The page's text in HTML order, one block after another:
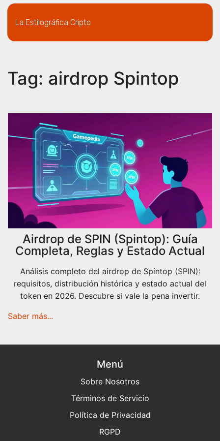
La Estilográfica Cripto
Tag: airdrop Spintop
Airdrop de SPIN (Spintop): Guía
Completa, Reglas y Estado Actual
Análisis completo del airdrop de Spintop (SPIN):
requisitos, distribución histórica y estado actual del
token en 2026. Descubre si vale la pena invertir.
Saber más...
Menú
Sobre Nosotros
Términos de Servicio
Política de Privacidad
RGPD